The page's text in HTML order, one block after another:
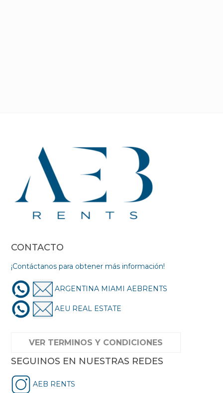
CONTACTO
¡Contáctanos para obtener más información!
ARGENTINA MIAMI AEBRENTS
AEU REAL ESTATE
VER TERMINOS Y CONDICIONES
SEGUINOS EN NUESTRAS REDES
AEB RENTS